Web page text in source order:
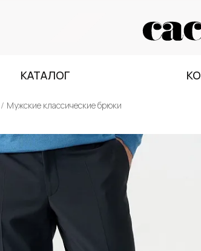
КАТАЛОГ
Мужские классические брюки